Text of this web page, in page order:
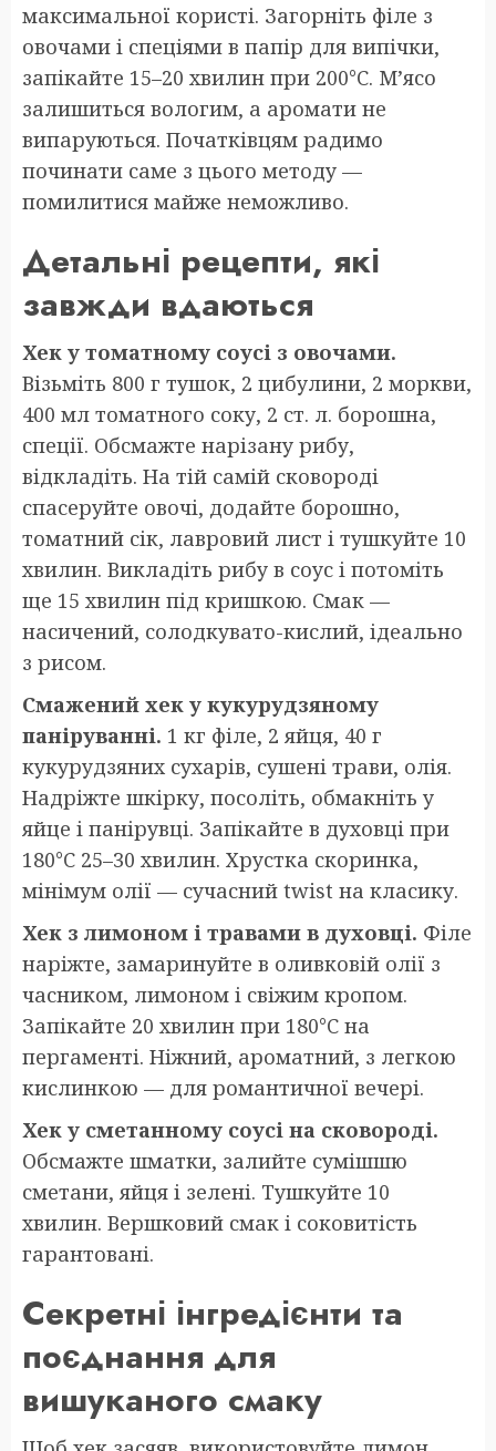
максимальної користі. Загорніть філе з
овочами і спеціями в папір для випічки,
запікайте 15–20 хвилин при 200°C. М’ясо
залишиться вологим, а аромати не
випаруються. Початківцям радимо
починати саме з цього методу —
помилитися майже неможливо.
Детальні рецепти, які
завжди вдаються
Хек у томатному соусі з овочами.
Візьміть 800 г тушок, 2 цибулини, 2 моркви,
400 мл томатного соку, 2 ст. л. борошна,
спеції. Обсмажте нарізану рибу,
відкладіть. На тій самій сковороді
спасеруйте овочі, додайте борошно,
томатний сік, лавровий лист і тушкуйте 10
хвилин. Викладіть рибу в соус і потоміть
ще 15 хвилин під кришкою. Смак —
насичений, солодкувато-кислий, ідеально
з рисом.
Смажений хек у кукурудзяному
паніруванні. 1 кг філе, 2 яйця, 40 г
кукурудзяних сухарів, сушені трави, олія.
Надріжте шкірку, посоліть, обмакніть у
яйце і панірувці. Запікайте в духовці при
180°C 25–30 хвилин. Хрустка скоринка,
мінімум олії — сучасний twist на класику.
Хек з лимоном і травами в духовці. Філе
наріжте, замаринуйте в оливковій олії з
часником, лимоном і свіжим кропом.
Запікайте 20 хвилин при 180°C на
пергаменті. Ніжний, ароматний, з легкою
кислинкою — для романтичної вечері.
Хек у сметанному соусі на сковороді.
Обсмажте шматки, залийте сумішшю
сметани, яйця і зелені. Тушкуйте 10
хвилин. Вершковий смак і соковитість
гарантовані.
Секретні інгредієнти та
поєднання для
вишуканого смаку